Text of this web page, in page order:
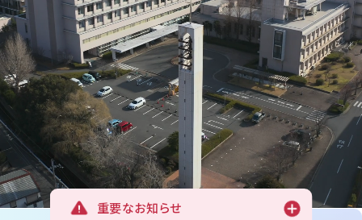
健康と安心をあなたに
つなぎ続ける地域医療
周産期から終末期まで
地域を支える医療
急性期から回復期へと
つなぐ医療
学び・育てる医療
重要なお知らせ